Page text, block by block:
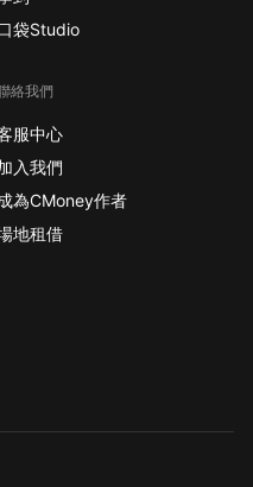
袋Studio
絡我們
服中心
入我們
為CMoney作者
地租借